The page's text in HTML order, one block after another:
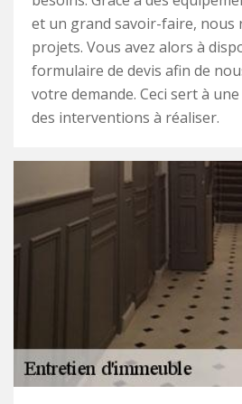
et un grand savoir-faire, nous
projets. Vous avez alors à
formulaire de devis afin de
votre demande. Ceci sert à
des interventions à réaliser.